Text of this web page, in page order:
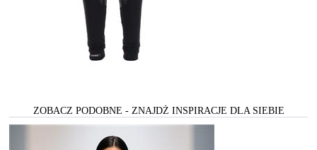
ZOBACZ PODOBNE - ZNAJDŻ INSPIRACJE DLA SIEBIE